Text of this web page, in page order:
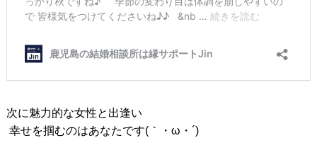
次に魅力的な女性と出逢い
幸せを掴むのはあなたです(｀・ω・´)